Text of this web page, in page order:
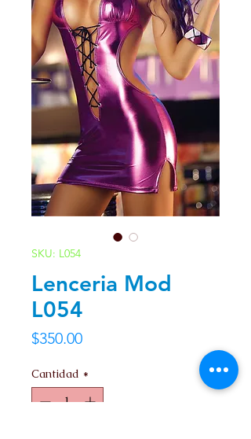
SKU: L054
Lenceria Mod
L054
$350.00Precio
Cantidad *